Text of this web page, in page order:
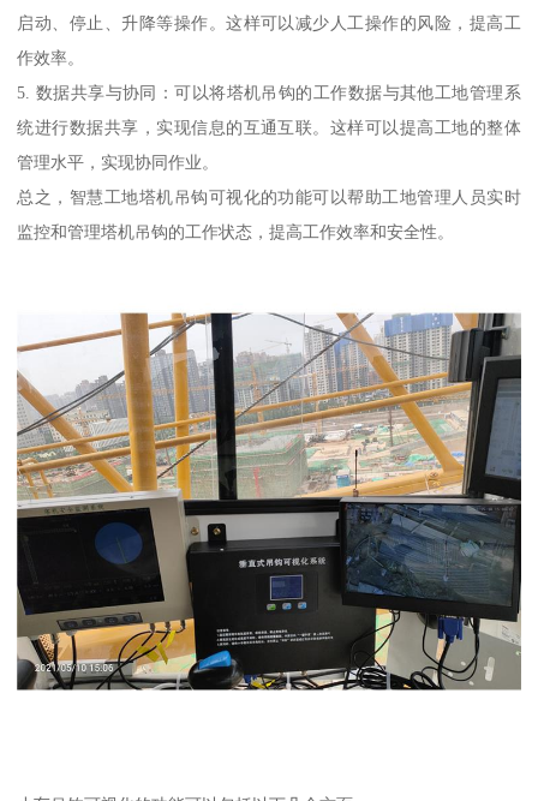
启动、停止、升降等操作。这样可以减少人工操作的风险，提高工
作效率。
5. 数据共享与协同：可以将塔机吊钩的工作数据与其他工地管理系
统进行数据共享，实现信息的互通互联。这样可以提高工地的整体
管理水平，实现协同作业。
总之，智慧工地塔机吊钩可视化的功能可以帮助工地管理人员实时
监控和管理塔机吊钩的工作状态，提高工作效率和安全性。